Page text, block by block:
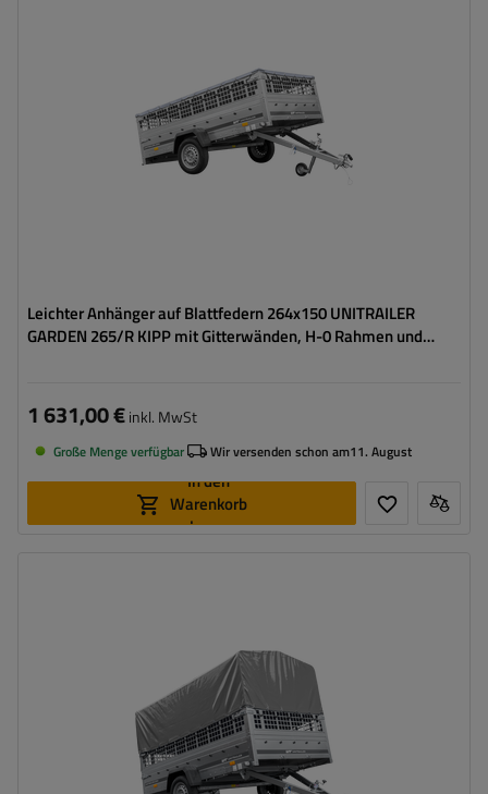
Leichter Anhänger auf Blattfedern 264x150 UNITRAILER
GARDEN 265/R KIPP mit Gitterwänden, H-0 Rahmen und
1499 mm
Größte Transportfläche
hohe Tragfähigkeit
1 631,00 €inkl. MwSt
Große Menge verfügbar Wir versenden schon am11. August
In den
Warenkorb
legen
2643 mm
1499 mm
Größte Transportfläche
hohe Tragfähigkeit